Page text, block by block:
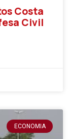
Costa
Civil
ECONOMIA